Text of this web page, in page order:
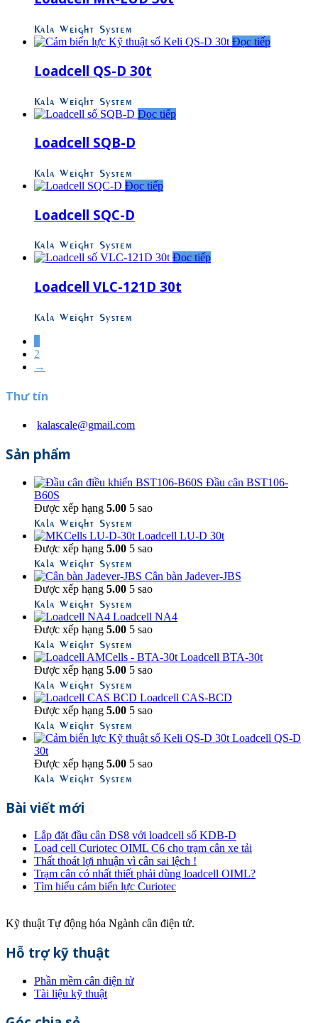
Kala Weight System
Đọc tiếp
Loadcell QS-D 30t
Kala Weight System
Đọc tiếp
Loadcell SQB-D
Kala Weight System
Đọc tiếp
Loadcell SQC-D
Kala Weight System
Đọc tiếp
Loadcell VLC-121D 30t
Kala Weight System
2
→
Thư tín
kalascale@gmail.com
Sản phẩm
Đầu cân BST106-
B60S
Được xếp hạng 5.00 5 sao
Kala Weight System
Loadcell LU-D 30t
Được xếp hạng 5.00 5 sao
Kala Weight System
Cân bàn Jadever-JBS
Được xếp hạng 5.00 5 sao
Kala Weight System
Loadcell NA4
Được xếp hạng 5.00 5 sao
Kala Weight System
Loadcell BTA-30t
Được xếp hạng 5.00 5 sao
Kala Weight System
Loadcell CAS-BCD
Được xếp hạng 5.00 5 sao
Kala Weight System
Loadcell QS-D
30t
Được xếp hạng 5.00 5 sao
Kala Weight System
Bài viết mới
Lắp đặt đầu cân DS8 với loadcell số KDB-D
Load cell Curiotec OIML C6 cho trạm cân xe tải
Thất thoát lợi nhuận vì cân sai lệch !
Trạm cân có nhất thiết phải dùng loadcell OIML?
Tìm hiểu cảm biến lực Curiotec
Kỹ thuật Tự động hóa Ngành cân điện tử.
Hỗ trợ kỹ thuật
Phần mềm cân điện tử
Tài liệu kỹ thuật